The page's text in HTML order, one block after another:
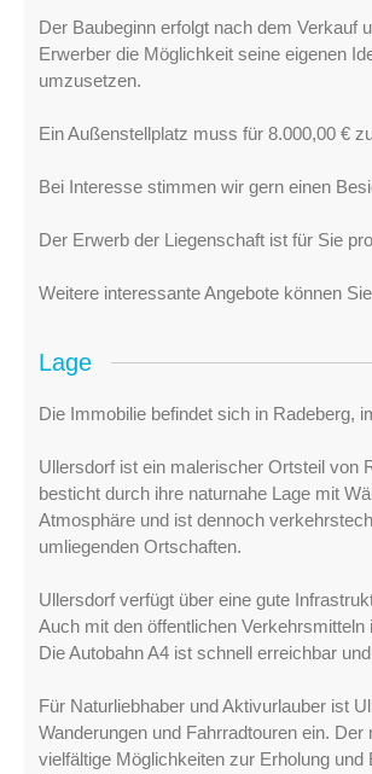
Der Baubeginn erfolgt nach dem Verkauf
Erwerber die Möglichkeit seine eigenen
umzusetzen.
Ein Außenstellplatz muss für 8.000,00 €
Bei Interesse stimmen wir gern einen
Der Erwerb der Liegenschaft ist für Sie
Weitere interessante Angebote können
Lage
Die Immobilie befindet sich in Radeberg,
Ullersdorf ist ein malerischer Ortsteil von
besticht durch ihre naturnahe Lage mit
Atmosphäre und ist dennoch
umliegenden Ortschaften.
Ullersdorf verfügt über eine gute
Auch mit den öffentlichen
Die Autobahn A4 ist schnell erreichbar
Für Naturliebhaber und Aktivurlauber ist
Wanderungen und Fahrradtouren ein.
vielfältige Möglichkeiten zur Erholung